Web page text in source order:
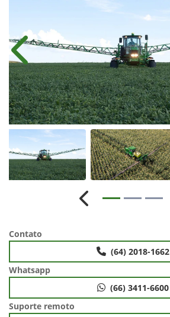
Anterior
Anterior
Contato
(64) 2018-1662
Whatsapp
(66) 3411-6600
Suporte remoto